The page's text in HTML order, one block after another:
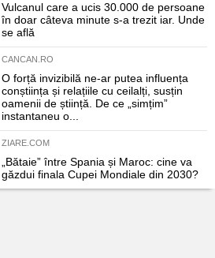
Vulcanul care a ucis 30.000 de persoane
în doar câteva minute s-a trezit iar. Unde
se află
CANCAN.RO
O forță invizibilă ne-ar putea influența
conștiința și relațiile cu ceilalți, susțin
oamenii de știință. De ce „simțim”
instantaneu o...
ZIARE.COM
„Bătaie” între Spania și Maroc: cine va
găzdui finala Cupei Mondiale din 2030?